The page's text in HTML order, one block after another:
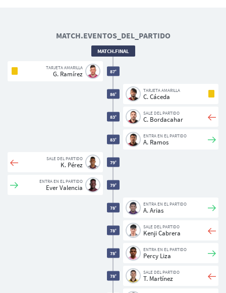
MATCH.EVENTOS_DEL_PARTIDO
78'
SALE DEL PARTIDO
T. Martínez
78'
ENTRA EN EL PARTIDO
Percy Liza
78'
SALE DEL PARTIDO
Kenji Cabrera
78'
ENTRA EN EL PARTIDO
A. Arias
79'
ENTRA EN EL PARTIDO
Ever Valencia
79'
SALE DEL PARTIDO
K. Pérez
83'
ENTRA EN EL PARTIDO
A. Ramos
83'
SALE DEL PARTIDO
C. Bordacahar
86'
TARJETA AMARILLA
C. Cáceda
87'
TARJETA AMARILLA
G. Ramírez
MATCH.FINAL